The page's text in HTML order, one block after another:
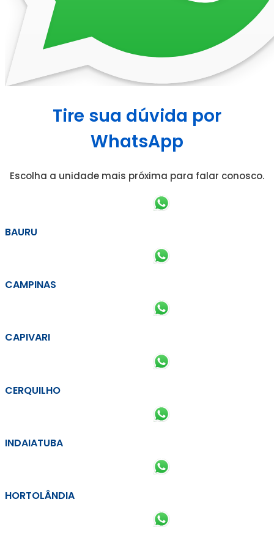
Tire sua dúvida por
WhatsApp
Escolha a unidade mais próxima para falar conosco.
BAURU
CAMPINAS
CAPIVARI
CERQUILHO
INDAIATUBA
HORTOLÂNDIA